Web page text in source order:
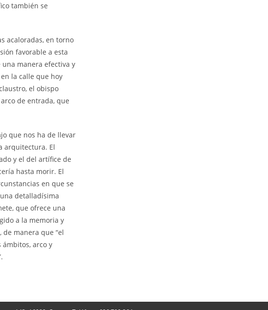
también se
acaloradas, en torno
favorable a esta
manera efectiva y
la calle que hoy
el obispo
de entrada, que
que nos ha de llevar
arquitectura. El
y el del artífice de
hasta morir. El
en que se
detalladísima
que ofrece una
a la memoria y
manera que “el
arco y